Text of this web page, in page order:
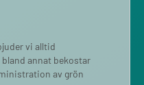
vi alltid
annat bekostar
av grön